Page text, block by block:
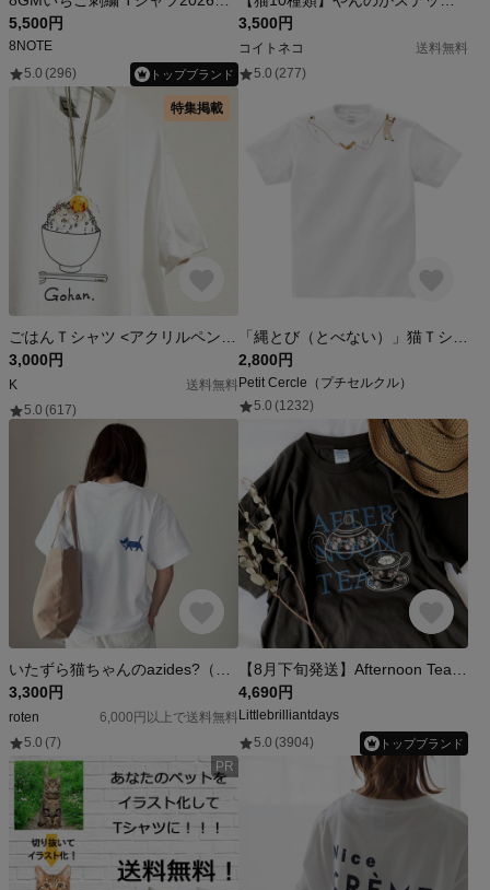
5,500円
8NOTE
5.0 (296) トップブランド
3,500円
コイトネコ
送料無料
5.0 (277)
特集掲載
3,000円
K
送料無料
5.0 (617)
2,800円
Petit Cercle（プチセルクル）
5.0 (1232)
3,300円
roten
6,000円以上で送料無料
5.0 (7)
4,690円
Littlebrilliantdays
5.0 (3904) トップブランド
PR